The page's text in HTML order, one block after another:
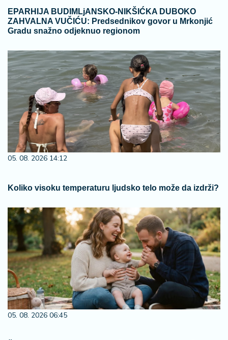
EPARHIJA BUDIMLjANSKO-NIKŠIĆKA DUBOKO
ZAHVALNA VUČIĆU: Predsednikov govor u Mrkonjić
Gradu snažno odjeknuo regionom
05. 08. 2026 14:12
Koliko visoku temperaturu ljudsko telo može da izdrži?
05. 08. 2026 06:45